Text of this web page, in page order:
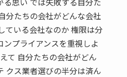
分たちの会社がどんな会社
ている会社なのか 権限は分
プライアンスを重視しよ
て 自分たちの会社がどん
クス業者選びの半分は済ん